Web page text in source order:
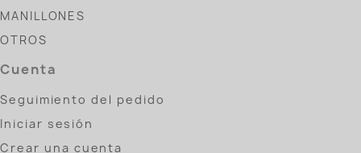
MANILLONES
OTROS
Cuenta
Seguimiento del pedido
Iniciar sesión
Crear una cuenta